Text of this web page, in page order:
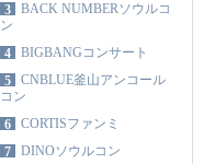
3
BACK NUMBERソウルコ
ン
4
BIGBANGコンサート
5
CNBLUE釜山アンコール
コン
6
CORTISファンミ
7
DINOソウルコン